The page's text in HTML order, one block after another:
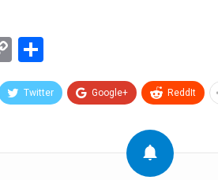
Copy
Link
Twitter Google+ ReddIt